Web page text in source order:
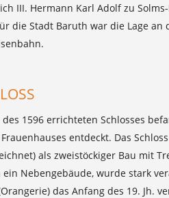
III. Hermann Karl Adolf zu
die Stadt Baruth war die Lage
1596 errichteten Schlosses
entdeckt. Das
als zweistöckiger Bau mit
Nebengebäude, wurde stark
das Anfang des 19. Jh.